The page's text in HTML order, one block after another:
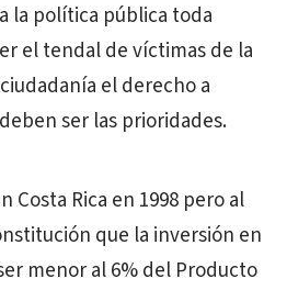
la política pública toda
el tendal de víctimas de la
el derecho a
ser las prioridades.
Costa Rica en 1998 pero al
que la inversión en
menor al 6% del Producto